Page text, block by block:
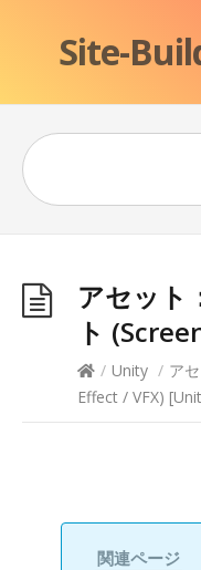
Site-
アセット
ト
/ Unity / ア
Effect / VFX) [
関連ページ